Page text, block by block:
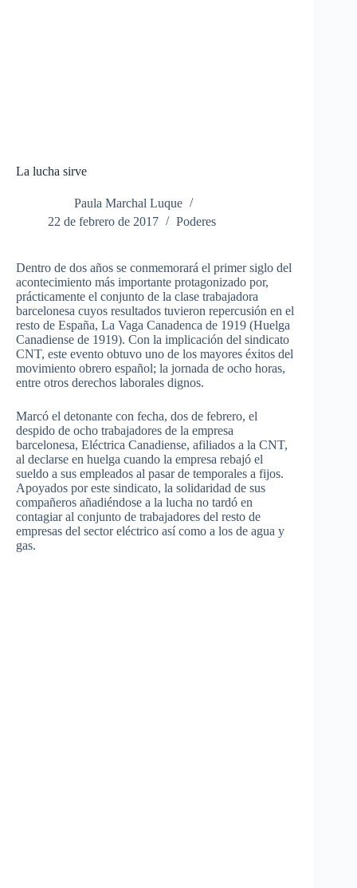
La lucha sirve
Paula Marchal Luque
22 de febrero de 2017
Poderes
Dentro de dos años se conmemorará el primer siglo del
acontecimiento más importante protagonizado por,
prácticamente el conjunto de la clase trabajadora
barcelonesa cuyos resultados tuvieron repercusión en el
resto de España, La Vaga Canadenca de 1919 (Huelga
Canadiense de 1919). Con la implicación del sindicato
CNT, este evento obtuvo uno de los mayores éxitos del
movimiento obrero español; la jornada de ocho horas,
entre otros derechos laborales dignos.
Marcó el detonante con fecha, dos de febrero, el
despido de ocho trabajadores de la empresa
barcelonesa, Eléctrica Canadiense, afiliados a la CNT,
al declarse en huelga cuando la empresa rebajó el
sueldo a sus empleados al pasar de temporales a fijos.
Apoyados por este sindicato, la solidaridad de sus
compañeros añadiéndose a la lucha no tardó en
contagiar al conjunto de trabajadores del resto de
empresas del sector eléctrico así como a los de agua y
gas.